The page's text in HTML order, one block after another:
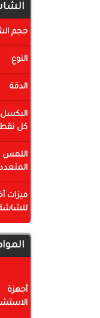
حجم
النوع
الدقة
كل
اللمس
ميزات
أجهزة